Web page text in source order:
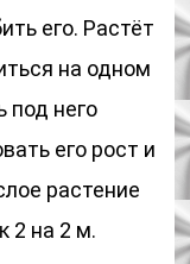
его. Растёт
на одном
под него
его рост и
растение
2 на 2 м.